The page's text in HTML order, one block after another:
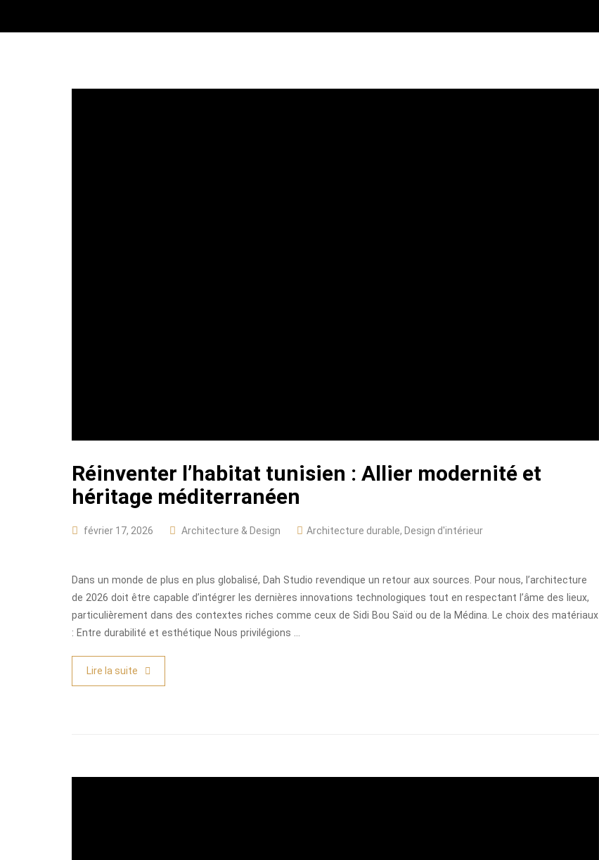
Réinventer l’habitat tunisien : Allier modernité et
héritage méditerranéen
février 17, 2026 Architecture & Design Architecture durable, Design d'intérieur
Dans un monde de plus en plus globalisé, Dah Studio revendique un retour aux sources. Pour nous, l’architecture
de 2026 doit être capable d’intégrer les dernières innovations technologiques tout en respectant l’âme des lieux,
particulièrement dans des contextes riches comme ceux de Sidi Bou Saïd ou de la Médina. Le choix des matériaux
: Entre durabilité et esthétique Nous privilégions …
Lire la suite